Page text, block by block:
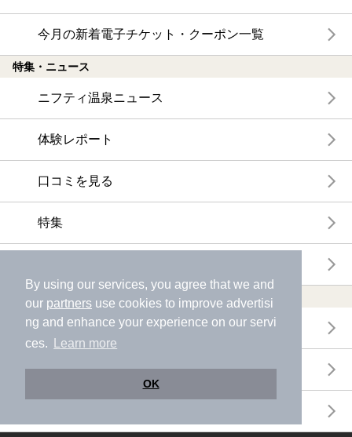
By using our services, you agree that we and
our partners use cookies to improve advertisi
ng and enhance your experience on our servi
ces.
Learn more
OK
今月の新着電子チケット・クーポン一覧
特集・ニュース
ニフティ温泉ニュース
体験レポート
口コミを見る
特集
温浴施設ランキング
年間温泉ランキング
月間温泉ランキング